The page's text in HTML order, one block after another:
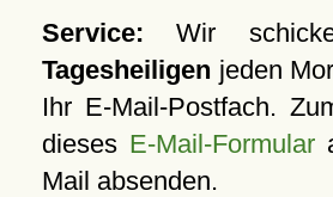
Service: Wir
Tagesheiligen jeden
Ihr E-Mail-Postfach.
dieses E-Mail-Formular
Mail absenden.